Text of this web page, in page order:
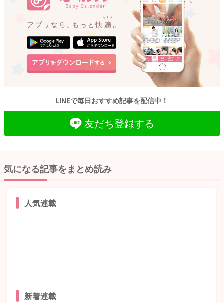
LINEで毎日おすすめ記事を配信中！
友だち登録する
気になる記事をまとめ読み
人気連載
新着連載